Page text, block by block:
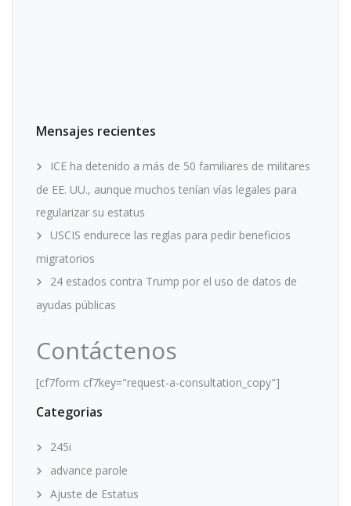
Mensajes recientes
ICE ha detenido a más de 50 familiares de militares
de EE. UU., aunque muchos tenían vías legales para
regularizar su estatus
USCIS endurece las reglas para pedir beneficios
migratorios
24 estados contra Trump por el uso de datos de
ayudas públicas
Contáctenos
[cf7form cf7key="request-a-consultation_copy"]
Categorias
245i
advance parole
Ajuste de Estatus